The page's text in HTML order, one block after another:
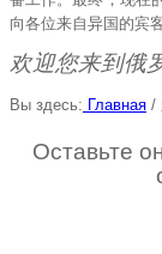
向各位来自异国的宾
欢迎您来到俄
Вы здесь: Главная /
Оставьте